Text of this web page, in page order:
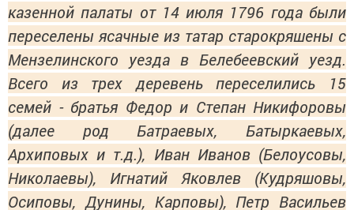
казенной палаты от 14 июля 1796 года были
переселены ясачные из татар старокряшены с
Мензелинского уезда в Белебеевский уезд.
Всего из трех деревень переселились 15
семей - братья Федор и Степан Никифоровы
(далее род Батраевых, Батыркаевых,
Архиповых и т.д.), Иван Иванов (Белоусовы,
Николаевы), Игнатий Яковлев (Кудряшовы,
Осиповы, Дунины, Карповы), Петр Васильев